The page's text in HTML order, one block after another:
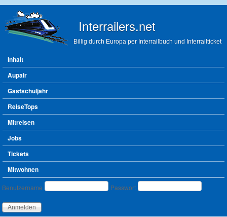
Interrailers.net
Billig durch Europa per Interrailbuch und Interrailticket
Hauptmenü
Inhalt
Aupair
Gastschuljahr
ReiseTops
Mitreisen
Jobs
Tickets
Mitwohnen
Benutzeranmeldung
Benutzername Passwort